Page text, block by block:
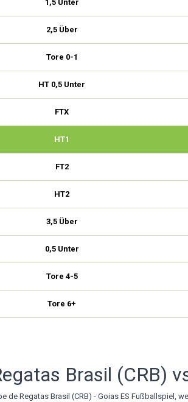
1,5 Unter
2,5 Über
Tore 0-1
HT 0,5 Unter
FTX
HT1
FT2
HT2
3,5 Über
0,5 Unter
Tore 4-5
Tore 6+
Brasil (CRB)
de Regatas Brasil (CRB) - Goias ES Fußballspiel,